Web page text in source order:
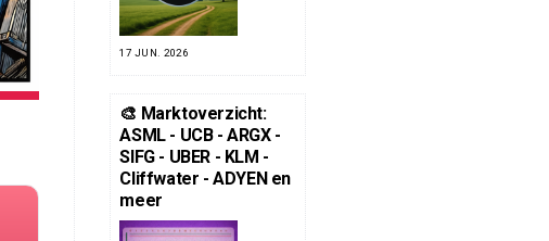
17 JUN. 2026
🎨 Marktoverzicht:
ASML - UCB - ARGX -
SIFG - UBER - KLM -
Cliffwater - ADYEN en
meer